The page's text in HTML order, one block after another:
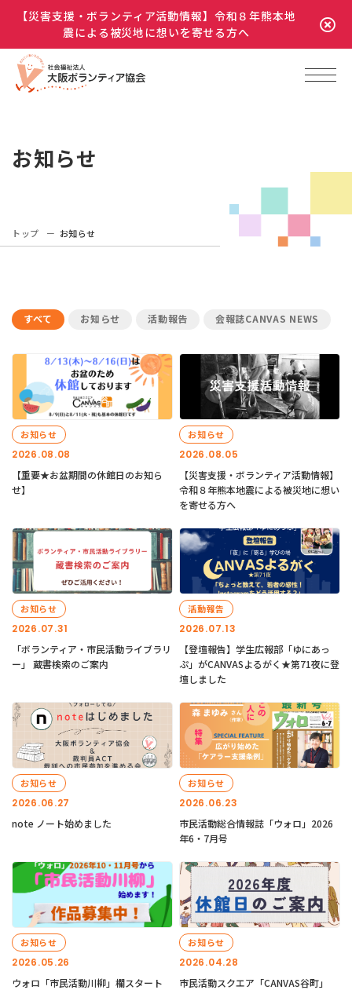
【災害支援・ボランティア活動情報】令和８年熊本地
震による被災地に想いを寄せる方へ
お知らせ
トップ お知らせ
すべて お知らせ 活動報告 会報誌CANVAS NEWS
2026.08.08
お知らせ
【重要★お盆期間の休館日のお知ら
せ】
2026.08.05
お知らせ
【災害支援・ボランティア活動情報】
令和８年熊本地震による被災地に想い
を寄せる方へ
2026.07.31
お知らせ
「ボランティア・市民活動ライブラリ
ー」 蔵書検索のご案内
2026.07.13
活動報告
【登壇報告】学生広報部「ゆにあっ
ぷ」がCANVASよるがく★第71夜に登
壇しました
2026.06.27
お知らせ
note ノート始めました
2026.06.23
お知らせ
市民活動総合情報誌「ウォロ」2026
年6・7月号
2026.05.26
お知らせ
ウォロ「市民活動川柳」欄スタート
2026.04.28
お知らせ
市民活動スクエア「CANVAS谷町」